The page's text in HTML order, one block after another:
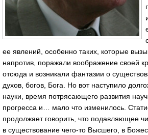
ее явлений, особенно таких, которые
напротив, поражали воображение своей
отсюда и возникали фантазии о
духов, богов, Бога. Но вот наступило
науки, время потрясающего развития
прогресса и… мало что изменилось.
продолжает говорить, что подавляющее
в существование чего-то Высшего, в